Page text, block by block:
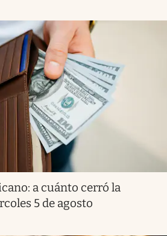
a cuánto cerró la
5 de agosto